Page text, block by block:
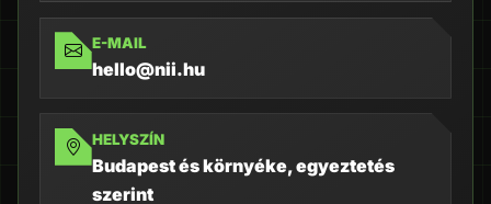
E-MAIL
hello@nii.hu
HELYSZÍN
Budapest és környéke, egyeztetés
szerint